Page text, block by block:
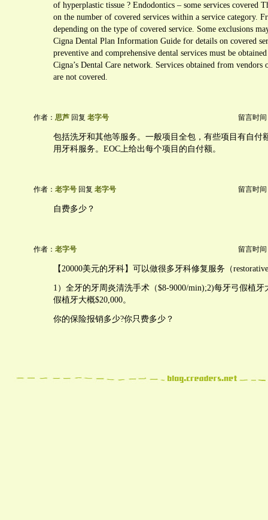
of hyperplastic tissue ? Endodontics – some services covered
on the number of covered services within a service category.
depending on the type of covered service. Some exclusions
Cigna Dental Plan Information Guide for details on covered
preventive and comprehensive dental services must be
Cigna’s Dental Care network. Services obtained from vendors
are not covered.
作者： 思芦 回复 老字号 留言时间
包括洗牙和其他等服务。一般项目全包，有些项目有自付
用牙科服务。EOC上给出每个项目的自付额。
作者： 老字号 回复 老字号 留言时间
自费多少？
作者： 老字号 留言时间
【20000美元的牙科】可以做很多牙科修复服务（
1）全牙的牙周炎清洗手术（$8-9000/min);2)每牙弓假植牙
假植牙大概$20,000。
你的保险报销多少?你只费多少？